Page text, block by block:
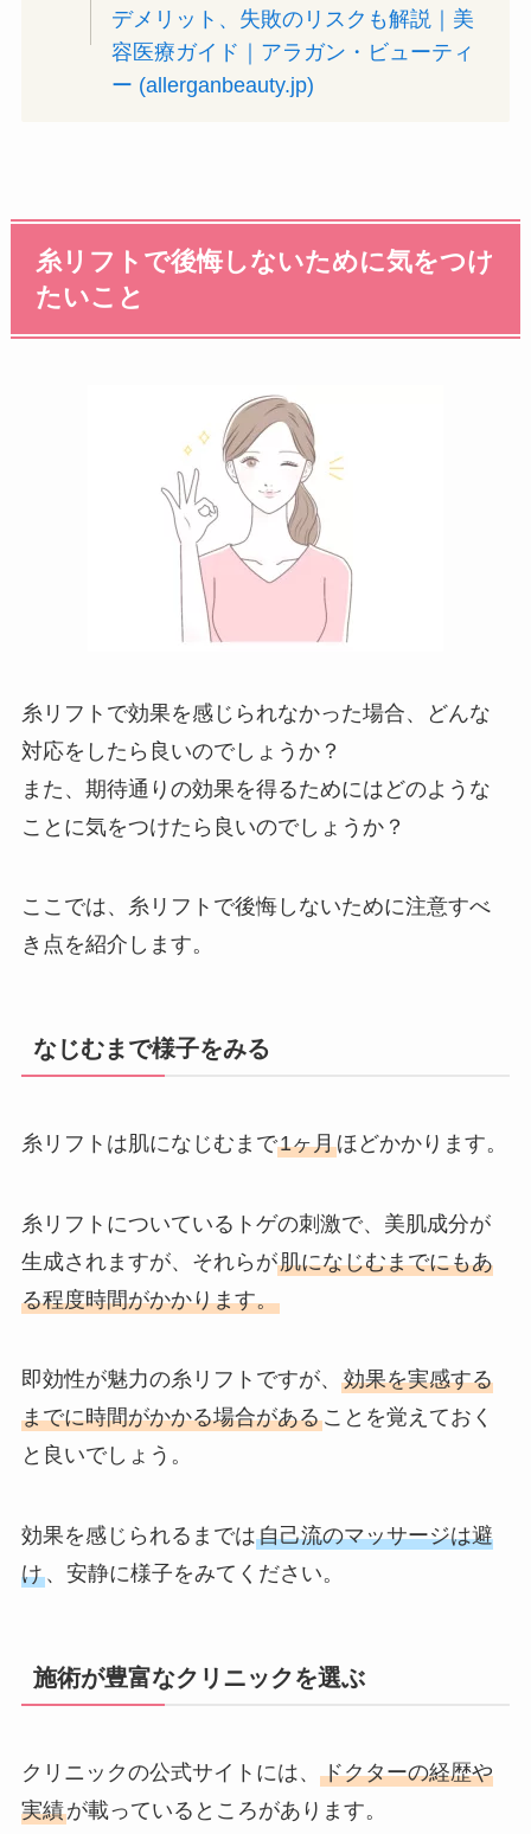
デメリット、失敗のリスクも解説｜美
容医療ガイド｜アラガン・ビューティ
ー (allerganbeauty.jp)
糸リフトで後悔しないために気をつけ
たいこと
糸リフトで効果を感じられなかった場合、どんな
対応をしたら良いのでしょうか？
また、期待通りの効果を得るためにはどのような
ことに気をつけたら良いのでしょうか？
ここでは、糸リフトで後悔しないために注意すべ
き点を紹介します。
なじむまで様子をみる
糸リフトは肌になじむまで1ヶ月ほどかかります。
糸リフトについているトゲの刺激で、美肌成分が
生成されますが、それらが肌になじむまでにもあ
る程度時間がかかります。
即効性が魅力の糸リフトですが、 効果を実感する
までに時間がかかる場合があることを覚えておく
と良いでしょう。
効果を感じられるまでは自己流のマッサージは避
け、安静に様子をみてください。
施術が豊富なクリニックを選ぶ
クリニックの公式サイトには、 ドクターの経歴や
実績が載っているところがあります。